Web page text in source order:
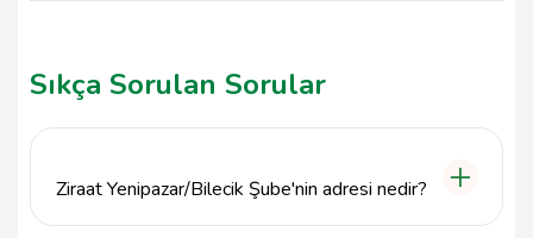
Sıkça Sorulan Sorular
Ziraat Yenipazar/Bilecik Şube'nin adresi nedir?